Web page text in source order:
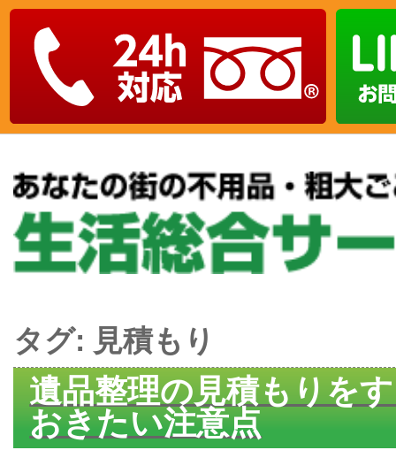
タグ: 見積もり
遺品整理の見積もりを
おきたい注意点